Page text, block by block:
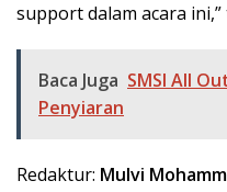
support dalam acara
Baca Juga SMSI All
Penyiaran
Redaktur: Mulvi